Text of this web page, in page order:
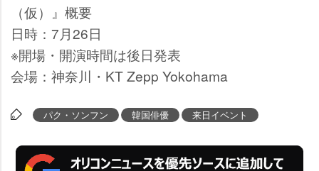
（仮）』概要
日時：7月26日
※開場・開演時間は後日発表
会場：神奈川・KT Zepp Yokohama
パク・ソンフン 韓国俳優 来日イベント